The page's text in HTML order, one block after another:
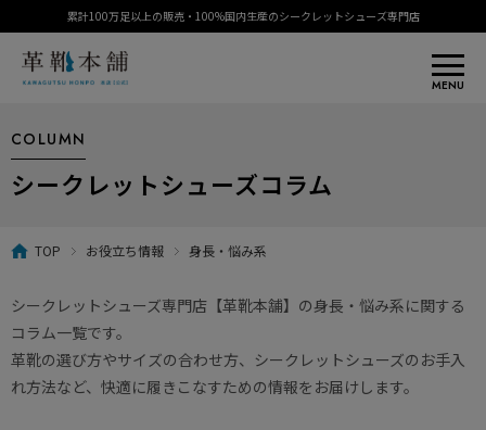
累計100万足以上の販売・100%国内生産のシークレットシューズ専門店
MENU
COLUMN
シークレットシューズコラム
TOP お役立ち情報 身長・悩み系
シークレットシューズ専門店【革靴本舗】の身長・悩み系に関する
コラム一覧です。
革靴の選び方やサイズの合わせ方、シークレットシューズのお手入
れ方法など、快適に履きこなすための情報をお届けします。